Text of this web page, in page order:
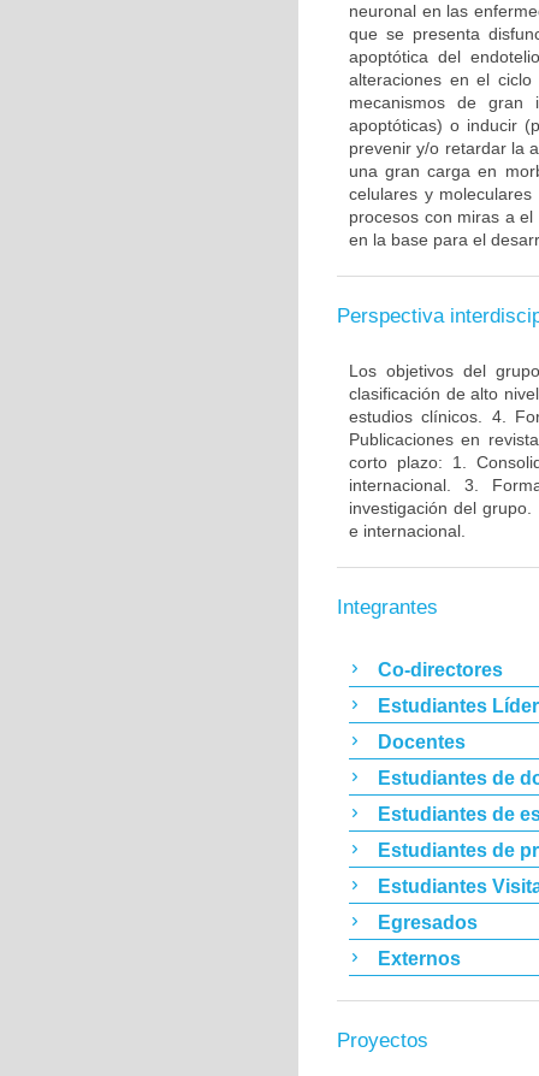
neuronal en las
que se presenta
apoptótica del
alteraciones en el
mecanismos de gran
apoptóticas) o inducir
prevenir y/o retardar la
una gran carga en
celulares y
procesos con miras a
en la base para el
Perspectiva
Los objetivos del
clasificación de alto
estudios clínicos. 4.
Publicaciones en
corto plazo: 1.
internacional. 3.
investigación del
e internacional.
Integrantes
Co-directores
Estudiantes
Docentes
Estudiantes de
Estudiantes de
Estudiantes de
Estudiantes
Egresados
Externos
Proyectos